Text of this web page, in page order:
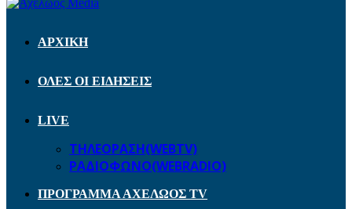
ΑΡΧΙΚΗ
ΟΛΕΣ ΟΙ ΕΙΔΗΣΕΙΣ
LIVE
ΤΗΛΕΟΡΑΣΗ(WEBTV)
ΡΑΔΙΟΦΩΝΟ(WEBRADIO)
ΠΡΟΓΡΑΜΜΑ ΑΧΕΛΩΟΣ TV